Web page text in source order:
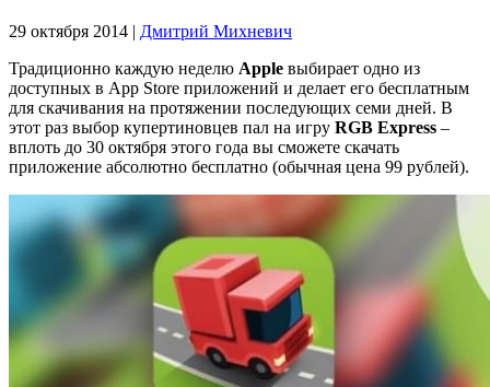
29 октября 2014 | Дмитрий Михневич
Традиционно каждую неделю Apple выбирает одно из
доступных в App Store приложений и делает его бесплатным
для скачивания на протяжении последующих семи дней. В
этот раз выбор купертиновцев пал на игру RGB Express –
вплоть до 30 октября этого года вы сможете скачать
приложение абсолютно бесплатно (обычная цена 99 рублей).